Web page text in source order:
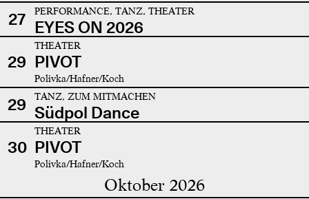
27 PERFORMANCE, TANZ, THEATER
EYES ON 2026
29
THEATER
PIVOT
Polivka/Hafner/Koch
29 TANZ, ZUM MITMACHEN
Südpol Dance
30
THEATER
PIVOT
Polivka/Hafner/Koch
Oktober 2026